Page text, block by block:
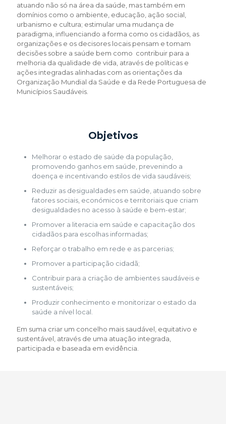
atuando não só na área da saúde, mas também em
domínios como o ambiente, educação, ação social,
urbanismo e cultura; estimular uma mudança de
paradigma, influenciando a forma como os cidadãos, as
organizações e os decisores locais pensam e tomam
decisões sobre a saúde bem como contribuir para a
melhoria da qualidade de vida, através de políticas e
ações integradas alinhadas com as orientações da
Organização Mundial da Saúde e da Rede Portuguesa de
Municípios Saudáveis.
Objetivos
Melhorar o estado de saúde da população,
promovendo ganhos em saúde, prevenindo a
doença e incentivando estilos de vida saudáveis;
Reduzir as desigualdades em saúde, atuando sobre
fatores sociais, económicos e territoriais que criam
desigualdades no acesso à saúde e bem-estar;
Promover a literacia em saúde e capacitação dos
cidadãos para escolhas informadas;
Reforçar o trabalho em rede e as parcerias;
Promover a participação cidadã;
Contribuir para a criação de ambientes saudáveis e
sustentáveis;
Produzir conhecimento e monitorizar o estado da
saúde a nível local.
Em suma criar um concelho mais saudável, equitativo e
sustentável, através de uma atuação integrada,
participada e baseada em evidência.